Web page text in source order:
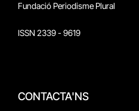
Fundació Periodisme Plural
ISSN 2339 - 9619
CONTACTA'NS